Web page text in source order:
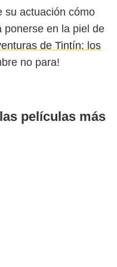
su actuación cómo
ponerse en la piel de
de Tintín: los
no para!
películas más